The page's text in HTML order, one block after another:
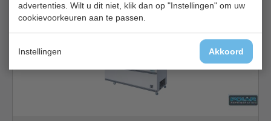
advertenties. Wilt u dit niet, klik dan op "Instellingen" om uw
cookievoorkeuren aan te passen.
Instellingen Akkoord
Vrieskist bekijken